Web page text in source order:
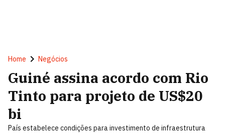
Home Negócios
Guiné assina acordo com Rio
Tinto para projeto de US$20
bi
País estabelece condições para investimento de infraestrutura